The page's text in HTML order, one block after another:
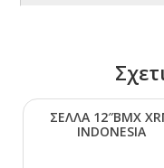
ΣΕΛΛΑ 12″ΒΜΧ
ΙΝDΟΝΕSΙΑ